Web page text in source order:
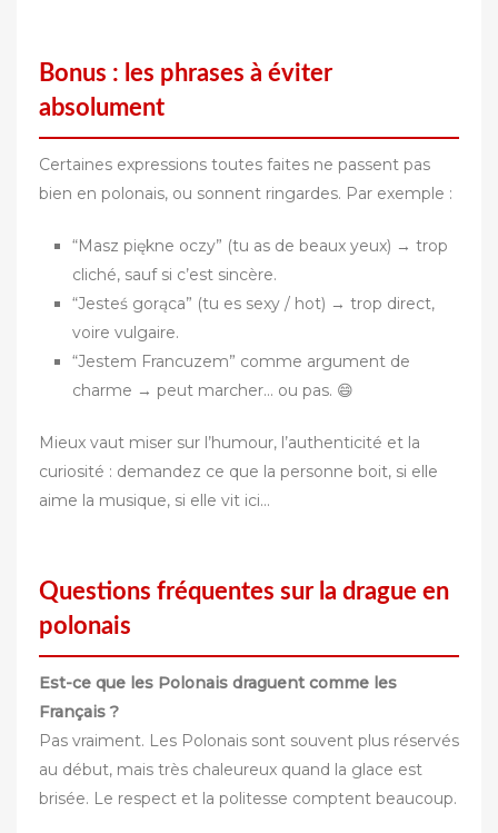
Bonus : les phrases à éviter
absolument
Certaines expressions toutes faites ne passent pas
bien en polonais, ou sonnent ringardes. Par exemple :
“Masz piękne oczy” (tu as de beaux yeux) → trop
cliché, sauf si c’est sincère.
“Jesteś gorąca” (tu es sexy / hot) → trop direct,
voire vulgaire.
“Jestem Francuzem” comme argument de
charme → peut marcher… ou pas. 😄
Mieux vaut miser sur l’humour, l’authenticité et la
curiosité : demandez ce que la personne boit, si elle
aime la musique, si elle vit ici…
Questions fréquentes sur la drague en
polonais
Est-ce que les Polonais draguent comme les
Français ?
Pas vraiment. Les Polonais sont souvent plus réservés
au début, mais très chaleureux quand la glace est
brisée. Le respect et la politesse comptent beaucoup.